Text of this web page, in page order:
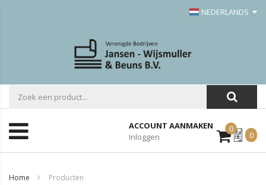
NEDERLANDS
ACCOUNT AANMAKEN
Inloggen
0Mijn
Offerte
0
Home Producten